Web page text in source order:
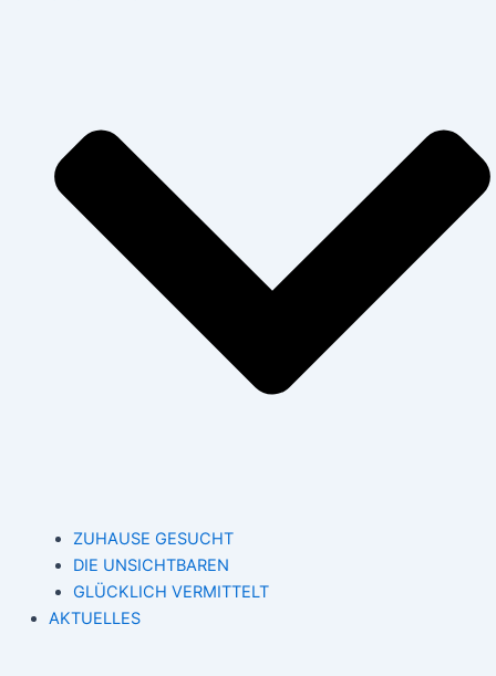
ZUHAUSE GESUCHT
DIE UNSICHTBAREN
GLÜCKLICH VERMITTELT
AKTUELLES